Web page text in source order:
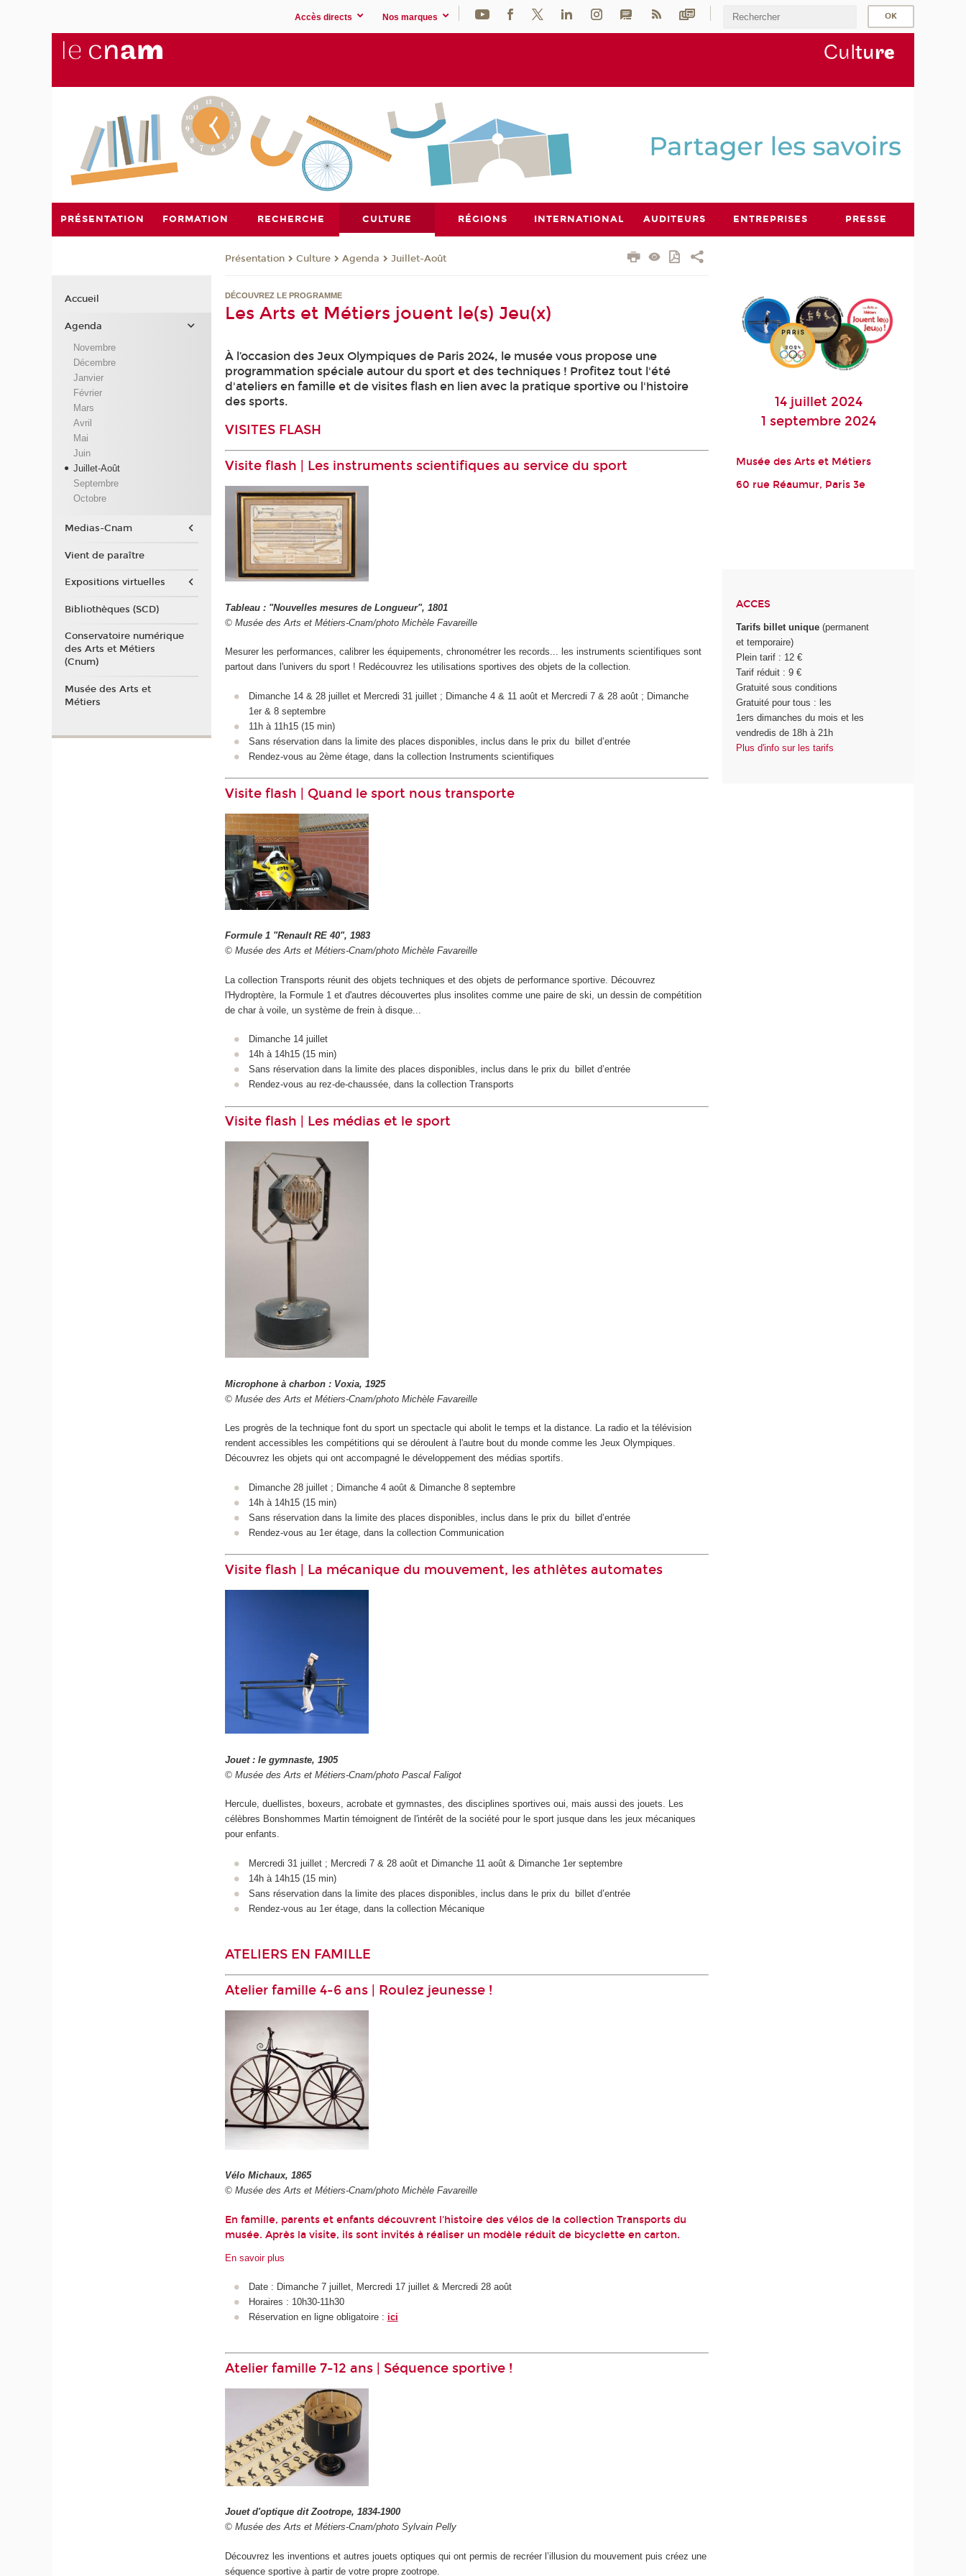
Accès directs Nos marques
Culture
PRÉSENTATION FORMATION RECHERCHE CULTURE RÉGIONS INTERNATIONAL AUDITEURS ENTREPRISES PRESSE
Présentation Culture Agenda Juillet-Août
DÉCOUVREZ LE PROGRAMME
Les Arts et Métiers jouent le(s) Jeu(x)
À l’occasion des Jeux Olympiques de Paris 2024, le musée vous propose une
programmation spéciale autour du sport et des techniques ! Profitez tout l'été
d'ateliers en famille et de visites flash en lien avec la pratique sportive ou l'histoire
des sports.
VISITES FLASH
Visite flash | Les instruments scientifiques au service du sport
Tableau : "Nouvelles mesures de Longueur", 1801
© Musée des Arts et Métiers-Cnam/photo Michèle Favareille
Mesurer les performances, calibrer les équipements, chronométrer les records... les instruments scientifiques sont
partout dans l'univers du sport ! Redécouvrez les utilisations sportives des objets de la collection.
Dimanche 14 & 28 juillet et Mercredi 31 juillet ; Dimanche 4 & 11 août et Mercredi 7 & 28 août ; Dimanche
1 er& 8 septembre
11h à 11h15 (15 min)
Sans réservation dans la limite des places disponibles, inclus dans le prix du billet d’entrée
Rendez-vous au 2ème étage, dans la collection Instruments scientifiques
Visite flash | Quand le sport nous transporte
Formule 1 "Renault RE 40", 1983
© Musée des Arts et Métiers-Cnam/photo Michèle Favareille
La collection Transports réunit des objets techniques et des objets de performance sportive. Découvrez
l'Hydroptère, la Formule 1 et d'autres découvertes plus insolites comme une paire de ski, un dessin de compétition
de char à voile, un système de frein à disque...
Dimanche 14 juillet
14h à 14h15 (15 min)
Sans réservation dans la limite des places disponibles, inclus dans le prix du billet d’entrée
Rendez-vous au rez-de-chaussée, dans la collection Transports
Visite flash | Les médias et le sport
Microphone à charbon : Voxia, 1925
© Musée des Arts et Métiers-Cnam/photo Michèle Favareille
Les progrès de la technique font du sport un spectacle qui abolit le temps et la distance. La radio et la télévision
rendent accessibles les compétitions qui se déroulent à l'autre bout du monde comme les Jeux Olympiques.
Découvrez les objets qui ont accompagné le développement des médias sportifs.
Dimanche 28 juillet ; Dimanche 4 août & Dimanche 8 septembre
14h à 14h15 (15 min)
Sans réservation dans la limite des places disponibles, inclus dans le prix du billet d’entrée
Rendez-vous au 1er étage, dans la collection Communication
Visite flash | La mécanique du mouvement, les athlètes automates
Jouet : le gymnaste, 1905
© Musée des Arts et Métiers-Cnam/photo Pascal Faligot
Hercule, duellistes, boxeurs, acrobate et gymnastes, des disciplines sportives oui, mais aussi des jouets. Les
célèbres Bonshommes Martin témoignent de l'intérêt de la société pour le sport jusque dans les jeux mécaniques
pour enfants.
Mercredi 31 juillet ; Mercredi 7 & 28 août et Dimanche 11 août & Dimanche 1erseptembre
14h à 14h15 (15 min)
Sans réservation dans la limite des places disponibles, inclus dans le prix du billet d’entrée
Rendez-vous au 1er étage, dans la collection Mécanique
ATELIERS EN FAMILLE
Atelier famille 4-6 ans | Roulez jeunesse !
Vélo Michaux, 1865
© Musée des Arts et Métiers-Cnam/photo Michèle Favareille
En famille, parents et enfants découvrent l'histoire des vélos de la collection Transports du
musée. Après la visite, ils sont invités à réaliser un modèle réduit de bicyclette en carton.
En savoir plus
Date : Dimanche 7 juillet, Mercredi 17 juillet & Mercredi 28 août
Horaires : 10h30-11h30
Réservation en ligne obligatoire : ici
Atelier famille 7-12 ans | Séquence sportive !
Jouet d'optique dit Zootrope, 1834-1900
© Musée des Arts et Métiers-Cnam/photo Sylvain Pelly
Découvrez les inventions et autres jouets optiques qui ont permis de recréer l’illusion du mouvement puis créez une
séquence sportive à partir de votre propre zootrope.
14 juillet 2024
1 septembre 2024
Musée des Arts et Métiers
60 rue Réaumur, Paris 3e
ACCES
Tarifs billet unique(permanent
et temporaire)
Plein tarif : 12 €
Tarif réduit : 9 €
Gratuité sous conditions
Gratuité pour tous : les
1ers dimanches du mois et les
vendredis de 18h à 21h
Plus d'info sur les tarifs
Accueil
Agenda
Novembre
Décembre
Janvier
Février
Mars
Avril
Mai
Juin
Juillet-Août
Septembre
Octobre
Medias-Cnam
Vient de paraître
Expositions virtuelles
Bibliothèques (SCD)
Conservatoire numérique
des Arts et Métiers
(Cnum)
Musée des Arts et
Métiers